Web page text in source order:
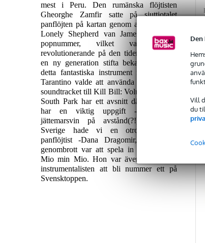
Den
Vill
du
mest i Peru. Den rumänska flöjtisten
Gheorghe Zamfir satte på sjuttiotalet
panflöjten på kartan genom att spela The
Lonely Shepherd van James Last i ett
popnummer, vilket var ganska
revolutionerande på den tiden. 2003 fick
en ny generation stifta bekantskap med
detta fantastiska instrument när Quentin
Tarantino valde att använda samma låt i
soundtracket till Kill Bill: Volume 1. Även
South Park har ett avsnitt där panflöjten
har en viktig uppgift - att hålla
jättemarsvin på avstånd(?!). Även i
Sverige hade vi en otroligt duktig
panflöjtist -Dana Dragomir, vars stora
genombrott var att spela in titellåten till
Mio min Mio. Hon var även den första
instrumentalisten att bli nummer ett på
Svensktoppen.